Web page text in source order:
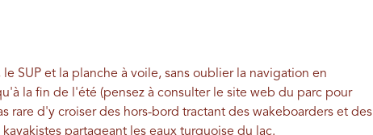
SUP et la planche à voile, sans oublier la navigation en
la fin de l'été (pensez à consulter le site web du parc pour
rare d'y croiser des hors-bord tractant des wakeboarders et des
partageant les eaux turquoise du lac.